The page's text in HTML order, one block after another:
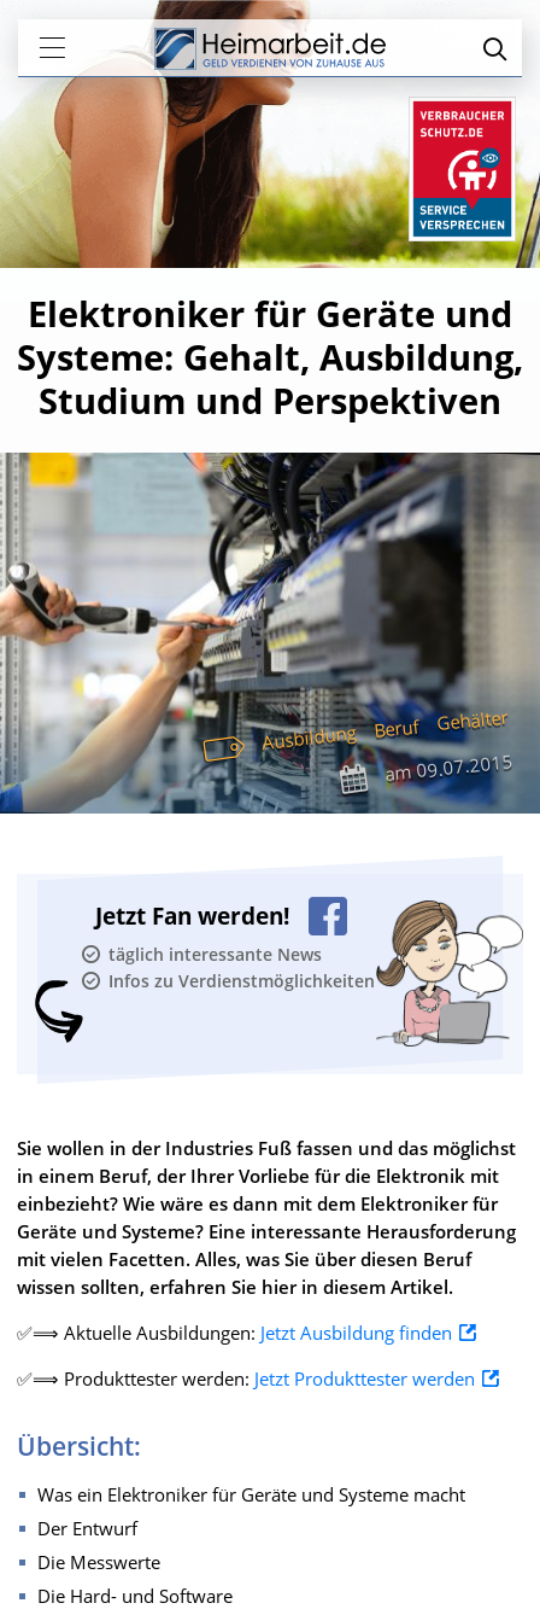
Elektroniker für Geräte und
Systeme: Gehalt, Ausbildung,
Studium und Perspektiven
Ausbildung Beruf Gehälter
am09.07.2015
Jetzt Fan werden!
täglich interessante News
Infos zu Verdienstmöglichkeiten
Sie wollen in der Industries Fuß fassen und das möglichst
in einem Beruf, der Ihrer Vorliebe für die Elektronik mit
einbezieht? Wie wäre es dann mit dem Elektroniker für
Geräte und Systeme? Eine interessante Herausforderung
mit vielen Facetten. Alles, was Sie über diesen Beruf
wissen sollten, erfahren Sie hier in diesem Artikel.
✅⟹ Aktuelle Ausbildungen: Jetzt Ausbildung finden
✅⟹ Produkttester werden: Jetzt Produkttester werden
Übersicht:
Was ein Elektroniker für Geräte und Systeme macht
Der Entwurf
Die Messwerte
Die Hard- und Software